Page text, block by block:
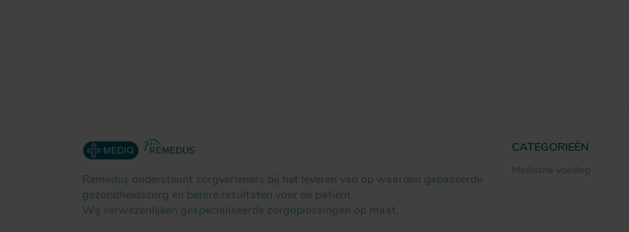
Remedus ondersteunt zorgverleners bij het leveren van op waarden gebaseerde
gezondheidszorg en betere resultaten voor de patiënt.
Wij verwezenlijken gespecialiseerde zorgoplossingen op maat.
CATEGORIEËN
Medische voeding